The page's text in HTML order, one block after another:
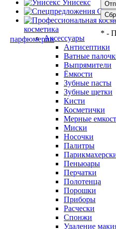
* -
Унисекс
косметика
Аксессуары
Антисептики
Ватные
Выпрямители
Ёмкости
Зубные пасты
Зубные щетки
Кисти
Косметички
Мерные
Миски
Носочки
Палитры
Пеньюары
Перчатки
Полотенца
Порошки
Приборы
Расчески
Спонжи
Удаление